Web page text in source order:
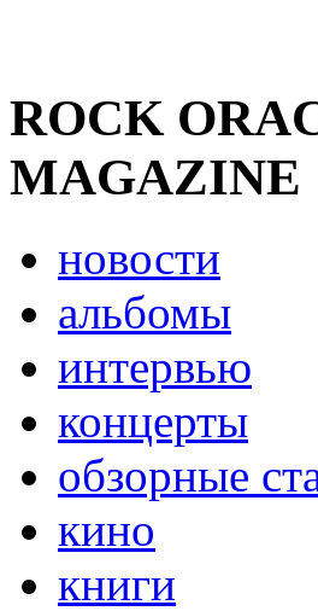
ROCK
MAGAZINE
новости
альбомы
интервью
концерты
обзорные
кино
книги